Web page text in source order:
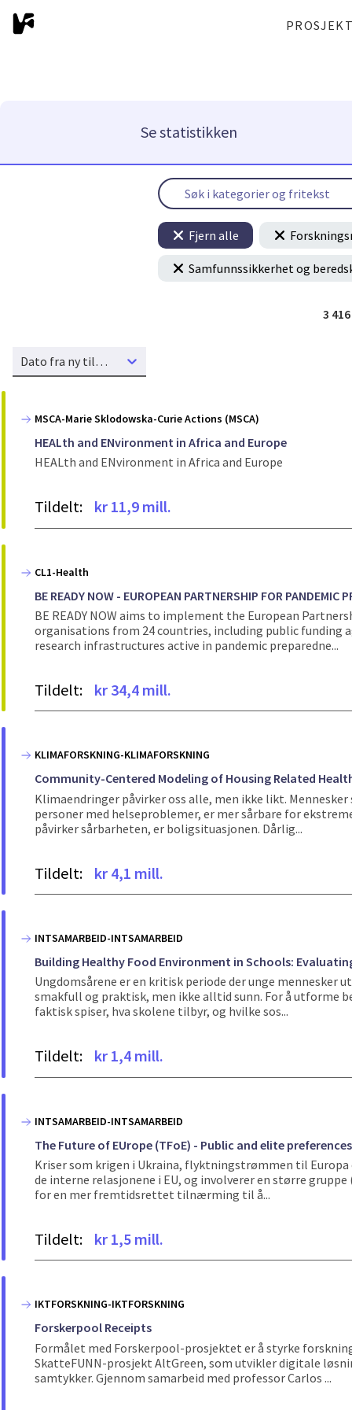
Se statistikken
Fjern alle
Samfunnssikkerhet og
3 416
Dato fra ny til gammel
MSCA-Marie Sklodowska-Curie Actions (MSCA)
HEALth and ENvironment in Africa and Europe
HEALth and ENvironment in Africa and Europe
Tildelt: kr 11,9 mill.
CL1-Health
BE READY NOW - EUROPEAN PARTNERSHIP FOR PANDEMIC
BE READY NOW aims to implement the European
organisations from 24 countries, including public
research infrastructures active in pandemic preparedne...
Tildelt: kr 34,4 mill.
KLIMAFORSKNING-KLIMAFORSKNING
Community-Centered Modeling of Housing Related
Klimaendringer påvirker oss alle, men ikke likt.
personer med helseproblemer, er mer sårbare for
påvirker sårbarheten, er boligsituasjonen. Dårlig...
Tildelt: kr 4,1 mill.
INTSAMARBEID-INTSAMARBEID
Building Healthy Food Environment in Schools:
Ungdomsårene er en kritisk periode der unge
smakfull og praktisk, men ikke alltid sunn. For å utforme
faktisk spiser, hva skolene tilbyr, og hvilke sos...
Tildelt: kr 1,4 mill.
INTSAMARBEID-INTSAMARBEID
The Future of EUrope (TFoE) - Public and elite
Kriser som krigen i Ukraina, flyktningstrømmen til
de interne relasjonene i EU, og involverer en større
for en mer fremtidsrettet tilnærming til å...
Tildelt: kr 1,5 mill.
IKTFORSKNING-IKTFORSKNING
Forskerpool Receipts
Formålet med Forskerpool-prosjektet er å styrke
SkatteFUNN-prosjekt AltGreen, som utvikler digitale
samtykker. Gjennom samarbeid med professor Carlos ...